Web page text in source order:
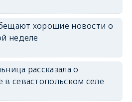
хорошие новости о
неделе
рассказала о
севастопольском селе